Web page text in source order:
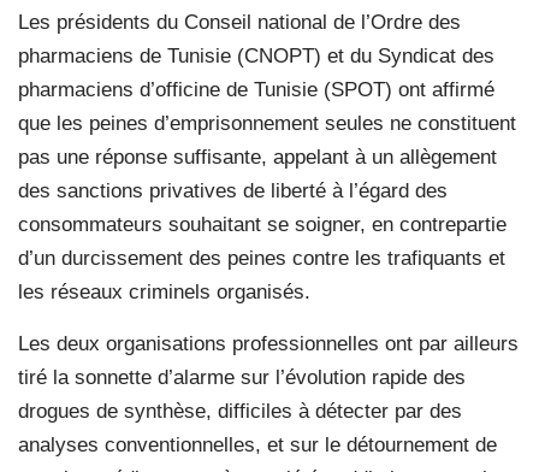
Les présidents du Conseil national de l’Ordre des
pharmaciens de Tunisie (CNOPT) et du Syndicat des
pharmaciens d’officine de Tunisie (SPOT) ont affirmé
que les peines d’emprisonnement seules ne constituent
pas une réponse suffisante, appelant à un allègement
des sanctions privatives de liberté à l’égard des
consommateurs souhaitant se soigner, en contrepartie
d’un durcissement des peines contre les trafiquants et
les réseaux criminels organisés.
Les deux organisations professionnelles ont par ailleurs
tiré la sonnette d’alarme sur l’évolution rapide des
drogues de synthèse, difficiles à détecter par des
analyses conventionnelles, et sur le détournement de